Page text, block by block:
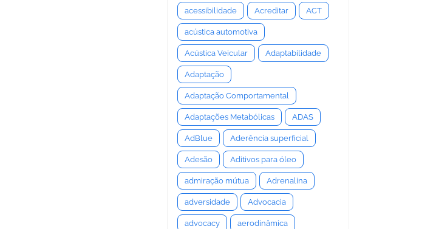
acessibilidade Acreditar ACT
acústica automotiva
Acústica Veicular Adaptabilidade
Adaptação
Adaptação Comportamental
Adaptações Metabólicas ADAS
AdBlue Aderência superficial
Adesão Aditivos para óleo
admiração mútua Adrenalina
adversidade Advocacia
advocacy aerodinâmica